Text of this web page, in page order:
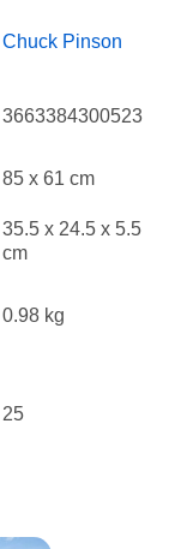
Chuck Pinson
3663384300523
85 x 61 cm
35.5 x 24.5 x 5.5
cm
0.98 kg
25